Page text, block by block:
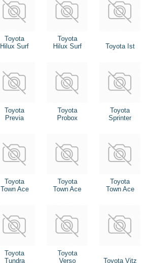
Toyota
Hilux Surf
Toyota
Hilux Surf
Toyota Ist
Toyota
Previa
Toyota
Probox
Toyota
Sprinter
Toyota
Town Ace
Toyota
Town Ace
Toyota
Town Ace
Toyota
Tundra
Toyota
Verso
Toyota Vitz